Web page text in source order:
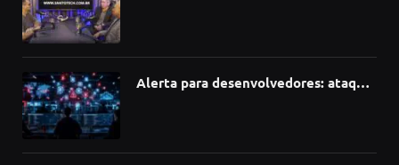
Alerta para desenvolvedores: ataque